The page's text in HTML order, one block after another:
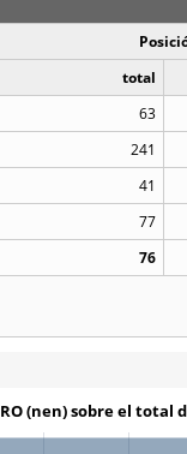
total
63
241
41
77
76